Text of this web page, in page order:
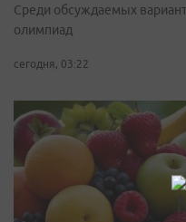
Среди обсуждаемых
олимпиад
сегодня, 03:22